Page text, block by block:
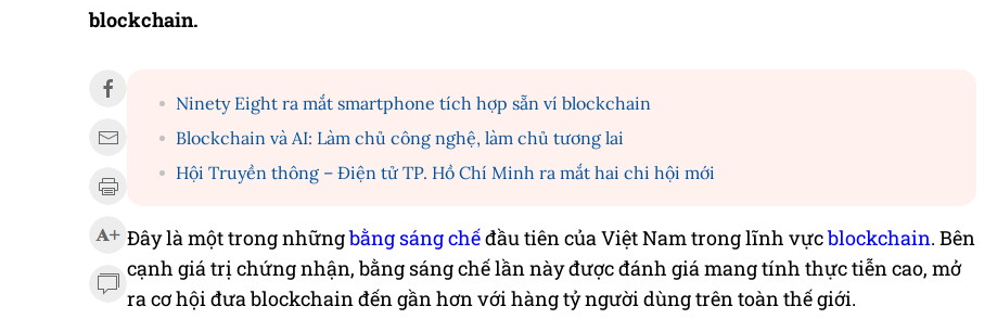
blockchain.
Ninety Eight ra mắt smartphone tích hợp sẵn ví blockchain
Blockchain và AI: Làm chủ công nghệ, làm chủ tương lai
Hội Truyền thông – Điện tử TP. Hồ Chí Minh ra mắt hai chi hội mới
Đây là một trong nhữngbằng sáng chếđầu tiên của Việt Nam trong lĩnh vựcblockchain. Bên
cạnh giá trị chứng nhận, bằng sáng chế lần này được đánh giá mang tính thực tiễn cao, mở
ra cơ hội đưa blockchain đến gần hơn với hàng tỷ người dùng trên toàn thế giới.